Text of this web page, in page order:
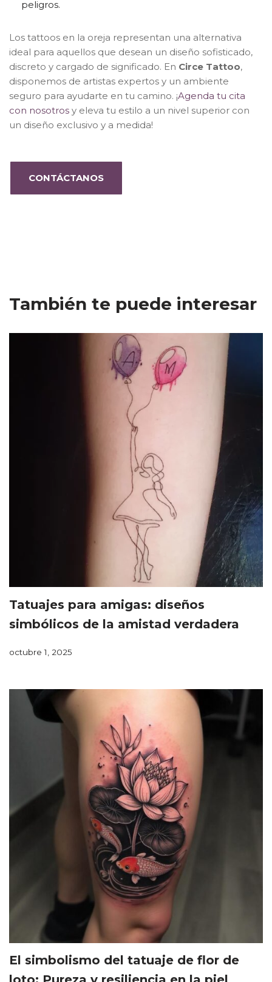
peligros.
Los tattoos en la oreja representan una alternativa
ideal para aquellos que desean un diseño sofisticado,
discreto y cargado de significado. En Circe Tattoo,
disponemos de artistas expertos y un ambiente
seguro para ayudarte en tu camino. ¡Agenda tu cita
con nosotros y eleva tu estilo a un nivel superior con
un diseño exclusivo y a medida!
CONTÁCTANOS
También te puede interesar
Tatuajes para amigas: diseños
simbólicos de la amistad verdadera
octubre 1, 2025
El simbolismo del tatuaje de flor de